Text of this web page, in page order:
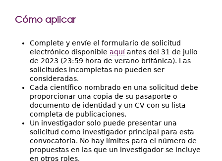
Cómo aplicar
Complete y envíe el formulario de solicitud
electrónico disponible aquí antes del 31 de julio
de 2023 (23:59 hora de verano británica). Las
solicitudes incompletas no pueden ser
consideradas.
Cada científico nombrado en una solicitud debe
proporcionar una copia de su pasaporte o
documento de identidad y un CV con su lista
completa de publicaciones.
Un investigador solo puede presentar una
solicitud como investigador principal para esta
convocatoria. No hay límites para el número de
propuestas en las que un investigador se incluye
en otros roles.